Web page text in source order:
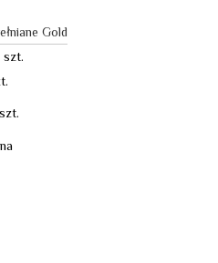
Gold
szt.